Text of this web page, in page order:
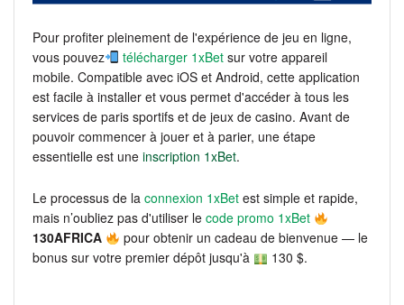
Pour profiter pleinement de l'expérience de jeu en ligne,
vous pouvez
télécharger 1xBet sur votre appareil
mobile. Compatible avec iOS et Android, cette application
est facile à installer et vous permet d'accéder à tous les
services de paris sportifs et de jeux de casino. Avant de
pouvoir commencer à jouer et à parier, une étape
essentielle est une inscription 1xBet.
Le processus de la connexion 1xBet est simple et rapide,
mais n’oubliez pas d'utiliser le code promo 1xBet
130AFRICA
pour obtenir un cadeau de bienvenue — le
bonus sur votre premier dépôt jusqu'à
130 $.